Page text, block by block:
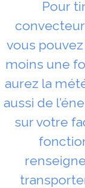
Pour
vous
moins une
aurez la
aussi de
sur votre